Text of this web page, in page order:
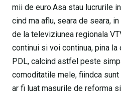
mii de euro.Asa stau lucrurile
cind ma aflu, seara de seara,
de la televiziunea regionala
continui si voi continua, pina la
PDL, calcind astfel peste
comoditatile mele, fiindca
ar fi luat masurile de reforma